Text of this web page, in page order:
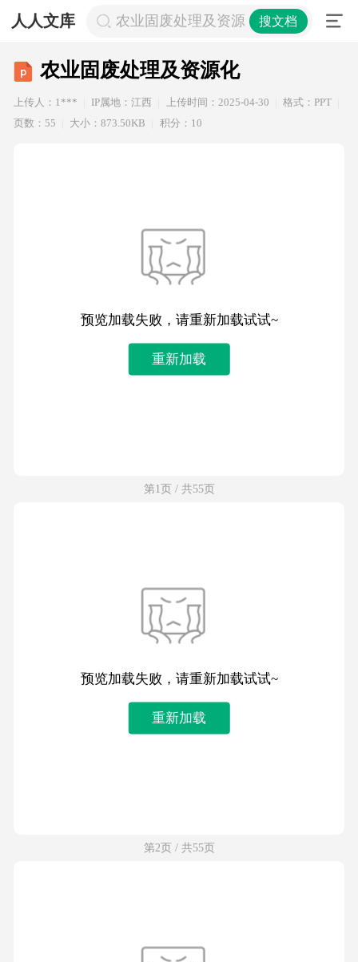
人人文库 农业固废处理及资源化搜文档
农业固废处理及资源化
上传人：1*** IP属地：江西 上传时间：2025-04-30
格式：PPT
页数：55
大小：873.50KB 积分：10
预览加载失败，请重新加载试试~
重新加载
第1页 / 共55页
预览加载失败，请重新加载试试~
重新加载
第2页 / 共55页